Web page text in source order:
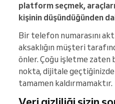
platform seçmek,
kişinin düşündüğünden
Bir telefon numarasını
aksaklığın müşteri
önler. Çoğu işletme zaten
nokta, dijitale geçtiğinizde
tamamen kaldırmamaktır.